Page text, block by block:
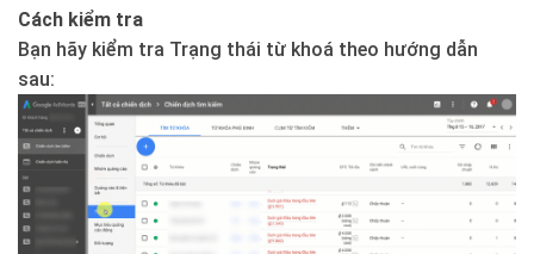
Cách kiểm tra
Bạn hãy kiểm tra Trạng thái từ khoá theo hướng dẫn
sau: